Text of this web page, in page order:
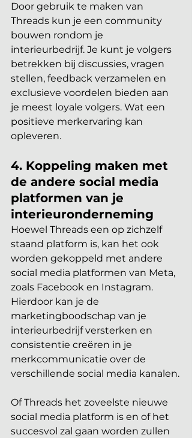
Door gebruik te maken van
Threads kun je een community
bouwen rondom je
interieurbedrijf. Je kunt je volgers
betrekken bij discussies, vragen
stellen, feedback verzamelen en
exclusieve voordelen bieden aan
je meest loyale volgers. Wat een
positieve merkervaring kan
opleveren.
4. Koppeling maken met
de andere social media
platformen van je
interieuronderneming
Hoewel Threads een op zichzelf
staand platform is, kan het ook
worden gekoppeld met andere
social media platformen van Meta,
zoals Facebook en Instagram.
Hierdoor kan je de
marketingboodschap van je
interieurbedrijf versterken en
consistentie creëren in je
merkcommunicatie over de
verschillende social media kanalen.
Of Threads het zoveelste nieuwe
social media platform is en of het
succesvol zal gaan worden zullen